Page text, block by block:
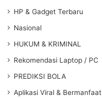
HP & Gadget Terbaru
Nasional
HUKUM & KRIMINAL
Rekomendasi Laptop / PC
PREDIKSI BOLA
Aplikasi Viral & Bermanfaat